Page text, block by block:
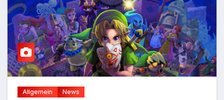
Allgemein News